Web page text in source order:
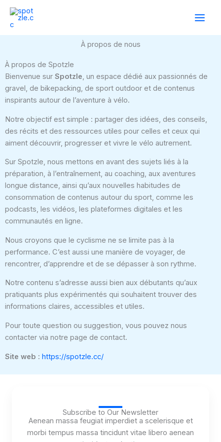
Aller
contenu
À propos de nous
À propos de Spotzle
Bienvenue sur Spotzle, un espace dédié aux passionnés de
gravel, de bikepacking, de sport outdoor et de contenus
inspirants autour de l’aventure à vélo.
Notre objectif est simple : partager des idées, des conseils,
des récits et des ressources utiles pour celles et ceux qui
aiment découvrir, progresser et vivre le vélo autrement.
Sur Spotzle, nous mettons en avant des sujets liés à la
préparation, à l’entraînement, au coaching, aux aventures
longue distance, ainsi qu’aux nouvelles habitudes de
consommation de contenus autour du sport, comme les
podcasts, les vidéos, les plateformes digitales et les
communautés en ligne.
Nous croyons que le cyclisme ne se limite pas à la
performance. C’est aussi une manière de voyager, de
rencontrer, d’apprendre et de se dépasser à son rythme.
Notre contenu s’adresse aussi bien aux débutants qu’aux
pratiquants plus expérimentés qui souhaitent trouver des
informations claires, accessibles et utiles.
Pour toute question ou suggestion, vous pouvez nous
contacter via notre page de contact.
Site web : https://spotzle.cc/
Subscribe to Our Newsletter
Aenean massa feugiat imperdiet a scelerisque et
morbi tempus massa tincidunt vitae libero aenean